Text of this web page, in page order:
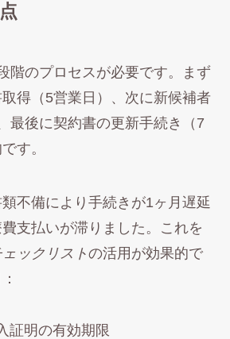
階のプロセスが必要です。まず
得（5営業日）、次に新候補者
最後に契約書の更新手続き（7
す。
不備により手続きが1ヶ月遅延
支払いが滞りました。これを
ックリストの活用が効果的で
証明の有効期限